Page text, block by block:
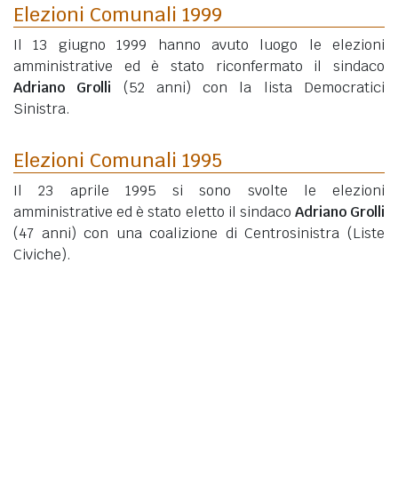
Elezioni Comunali 1999
Il 13 giugno 1999 hanno avuto luogo le elezioni
amministrative ed è stato riconfermato il sindaco
Adriano Grolli
(52 anni) con la lista Democratici
Sinistra.
Elezioni Comunali 1995
Il 23 aprile 1995 si sono svolte le elezioni
amministrative ed è stato eletto il sindaco Adriano Grolli
(47 anni) con una coalizione di Centrosinistra (Liste
Civiche).